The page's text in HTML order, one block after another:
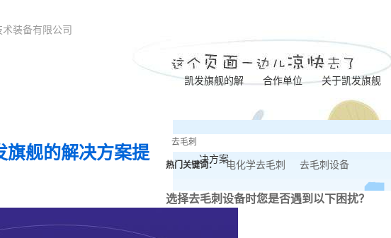
装备有限公司
凯发旗舰的解
决方案
合作单位 关于凯发旗舰
凯发旗舰的简介
营业执照
联系凯发旗舰
旗舰的解决方案提
热门关键词： 电化学去毛刺 去毛刺设备
选择去毛刺设备时您是否遇到以下困扰？